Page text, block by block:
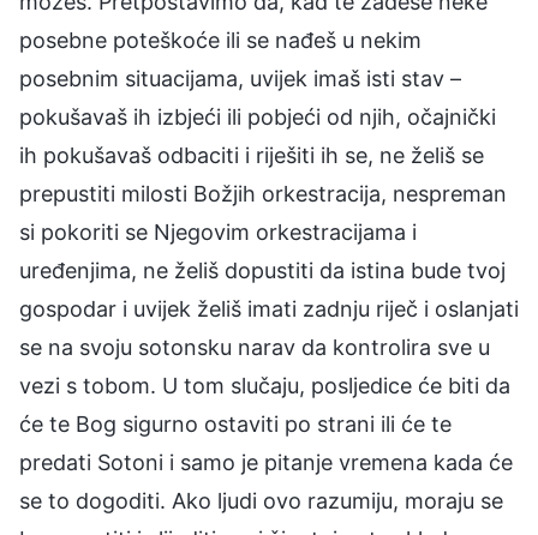
posebne poteškoće ili se nađeš u nekim
posebnim situacijama, uvijek imaš isti stav –
pokušavaš ih izbjeći ili pobjeći od njih, očajnički
ih pokušavaš odbaciti i riješiti ih se, ne želiš se
prepustiti milosti Božjih orkestracija, nespreman
si pokoriti se Njegovim orkestracijama i
uređenjima, ne želiš dopustiti da istina bude tvoj
gospodar i uvijek želiš imati zadnju riječ i oslanjati
se na svoju sotonsku narav da kontrolira sve u
vezi s tobom. U tom slučaju, posljedice će biti da
će te Bog sigurno ostaviti po strani ili će te
predati Sotoni i samo je pitanje vremena kada će
se to dogoditi. Ako ljudi ovo razumiju, moraju se